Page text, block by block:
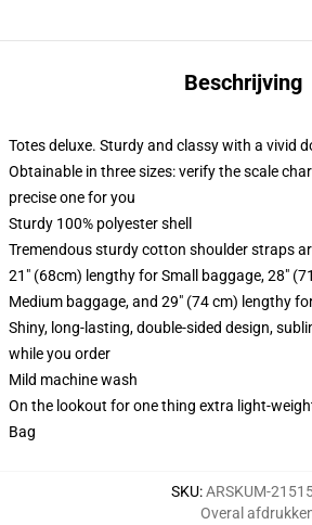
Beschrijving
Totes deluxe. Sturdy and classy with a vivid
Obtainable in three sizes: verify the scale
precise one for you
Sturdy 100% polyester shell
Tremendous sturdy cotton shoulder straps
21" (68cm) lengthy for Small baggage, 28"
Medium baggage, and 29" (74 cm) lengthy
Shiny, long-lasting, double-sided design,
while you order
Mild machine wash
On the lookout for one thing extra light-
Bag
SKU:ARSKUM-
Overal